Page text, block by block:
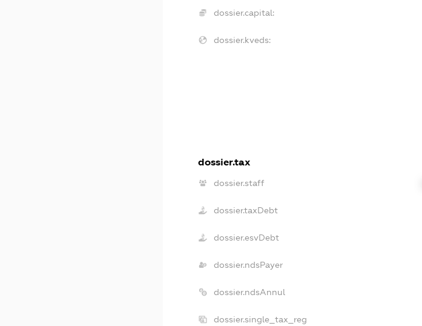
dossier.capital:
dossier.kveds:
dossier.tax
dossier.staff
dossier.taxDebt
dossier.esvDebt
dossier.ndsPayer
dossier.ndsAnnul
dossier.single_tax_reg